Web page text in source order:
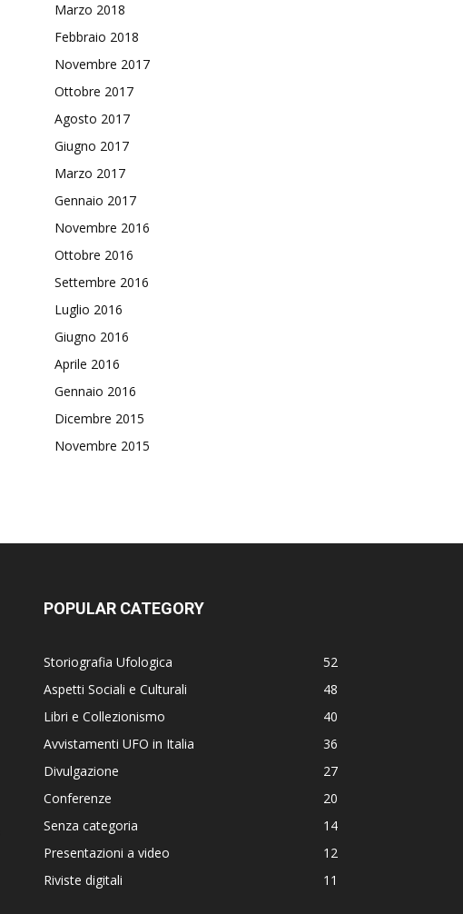
Marzo 2018
Febbraio 2018
Novembre 2017
Ottobre 2017
Agosto 2017
Giugno 2017
Marzo 2017
Gennaio 2017
Novembre 2016
Ottobre 2016
Settembre 2016
Luglio 2016
Giugno 2016
Aprile 2016
Gennaio 2016
Dicembre 2015
Novembre 2015
POPULAR CATEGORY
Storiografia Ufologica
52
Aspetti Sociali e Culturali
48
Libri e Collezionismo
40
Avvistamenti UFO in Italia
36
Divulgazione
27
Conferenze
20
Senza categoria
14
Presentazioni a video
12
Riviste digitali
11